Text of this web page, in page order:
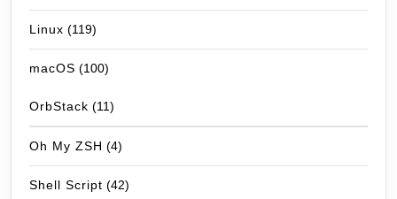
Linux (119)
macOS (100)
OrbStack (11)
Oh My ZSH (4)
Shell Script (42)